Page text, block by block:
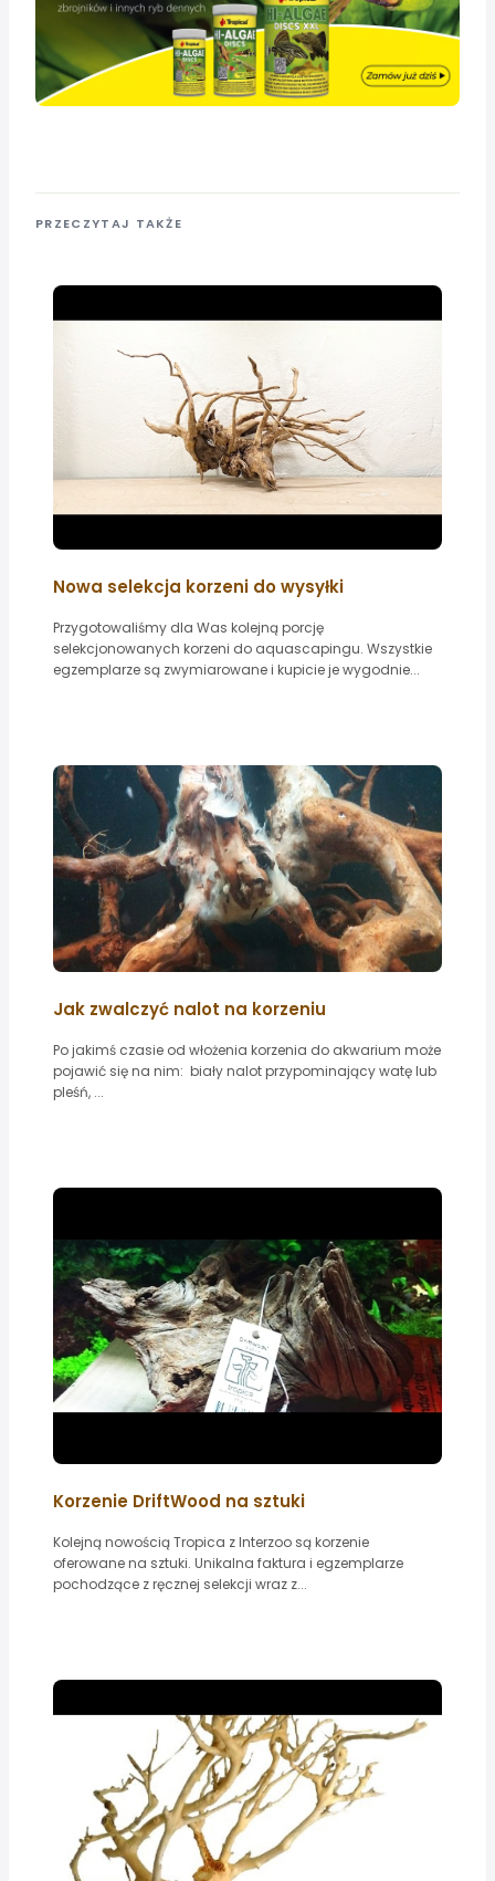
PRZECZYTAJ TAKŻE
Nowa selekcja korzeni do wysyłki
Przygotowaliśmy dla Was kolejną porcję
selekcjonowanych korzeni do aquascapingu. Wszystkie
egzemplarze są zwymiarowane i kupicie je wygodnie...
Jak zwalczyć nalot na korzeniu
Po jakimś czasie od włożenia korzenia do akwarium może
pojawić się na nim: biały nalot przypominający watę lub
pleśń, ...
Korzenie DriftWood na sztuki
Kolejną nowością Tropica z Interzoo są korzenie
oferowane na sztuki. Unikalna faktura i egzemplarze
pochodzące z ręcznej selekcji wraz z...